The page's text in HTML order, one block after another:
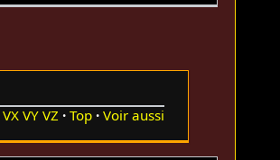
VX VY VZ Top Voir aussi